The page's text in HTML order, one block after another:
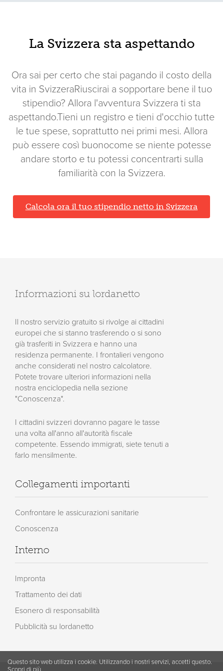
La Svizzera sta aspettando
Ora sai per certo che stai pagando il costo della
vita in SvizzeraRiuscirai a sopportare bene il tuo
stipendio? Allora l'avventura Svizzera ti sta
aspettando.Tieni un registro e tieni d'occhio tutte
le tue spese, soprattutto nei primi mesi. Allora
può essere così buonocome se niente potesse
andare storto e tu potessi concentrarti sulla
familiarità con la Svizzera.
Calcola ora il tuo stipendio netto in Svizzera
Informazioni su lordanetto
Il nostro servizio gratuito si rivolge ai cittadini
europei che si stanno trasferendo o si sono
già trasferiti in Svizzera e hanno una
residenza permanente. I frontalieri vengono
anche considerati nel nostro calcolatore.
Potete trovare ulteriori informazioni nella
nostra enciclopedia nella sezione
"Conoscenza".
I cittadini svizzeri dovranno pagare le tasse
una volta all'anno all'autorità fiscale
competente. Essendo immigrati, siete tenuti a
farlo mensilmente.
Collegamenti importanti
Confrontare le assicurazioni sanitarie
Conoscenza
Interno
Impronta
Trattamento dei dati
Esonero di responsabilità
Pubblicità su lordanetto
Questo sito web utilizza i cookie. Utilizzando i nostri servizi, accetti questo.